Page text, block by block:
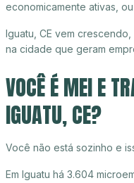
economicamente ativas,
Iguatu, CE vem
na cidade que geram
VOCÊ É MEI E
IGUATU, CE?
Você não está sozinho e
Em Iguatu há 3.604